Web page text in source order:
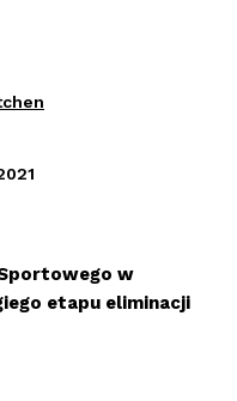
w
etapu eliminacji